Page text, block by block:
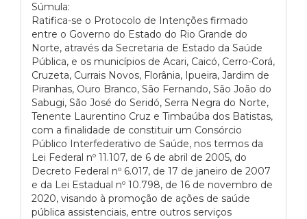
Súmula:
Ratifica-se o Protocolo de Intenções firmado
entre o Governo do Estado do Rio Grande do
Norte, através da Secretaria de Estado da Saúde
Pública, e os municípios de Acari, Caicó, Cerro-Corá,
Cruzeta, Currais Novos, Florânia, Ipueira, Jardim de
Piranhas, Ouro Branco, São Fernando, São João do
Sabugi, São José do Seridó, Serra Negra do Norte,
Tenente Laurentino Cruz e Timbaúba dos Batistas,
com a finalidade de constituir um Consórcio
Público Interfederativo de Saúde, nos termos da
Lei Federal nº 11.107, de 6 de abril de 2005, do
Decreto Federal nº 6.017, de 17 de janeiro de 2007
e da Lei Estadual nº 10.798, de 16 de novembro de
2020, visando à promoção de ações de saúde
pública assistenciais, entre outros serviços